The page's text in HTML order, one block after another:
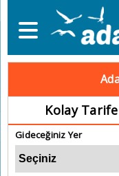
Kolay Tarife
Gideceğiniz Yer